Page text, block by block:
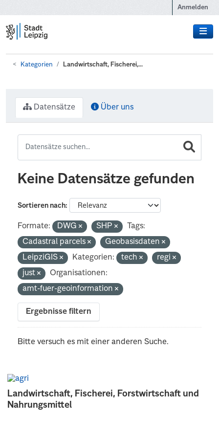
Anmelden
Kategorien Landwirtschaft, Fischerei,...
Landwirtschaft, Fischerei, Forstwirtschaft und
Nahrungsmittel
Datensätze Über uns
Keine Datensätze gefunden
Sortieren nach
Formate: DWG SHP
Tags:
Cadastral parcels
Geobasisdaten
LeipziGIS
Kategorien: tech
regi
just
Organisationen:
amt-fuer-geoinformation
Ergebnisse filtern
Bitte versuch es mit einer anderen Suche.